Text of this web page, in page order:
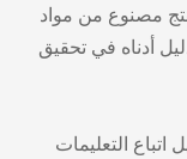
مصنوع من مواد
أدناه في تحقيق
التعليمات